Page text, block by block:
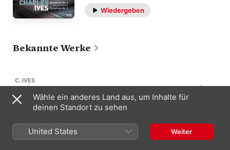
Wiedergeben
Bekannte Werke
C. IVES
Sinfonie Nr. 1
Kv 8
12
C. IVES
Wähle ein anderes Land aus, um Inhalte für
deinen Standort zu sehen
United States Weiter